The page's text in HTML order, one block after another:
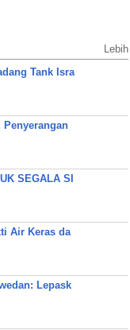
Lebih
Tank Isra
Penyerangan
SEGALA SI
Air Keras da
Lepask